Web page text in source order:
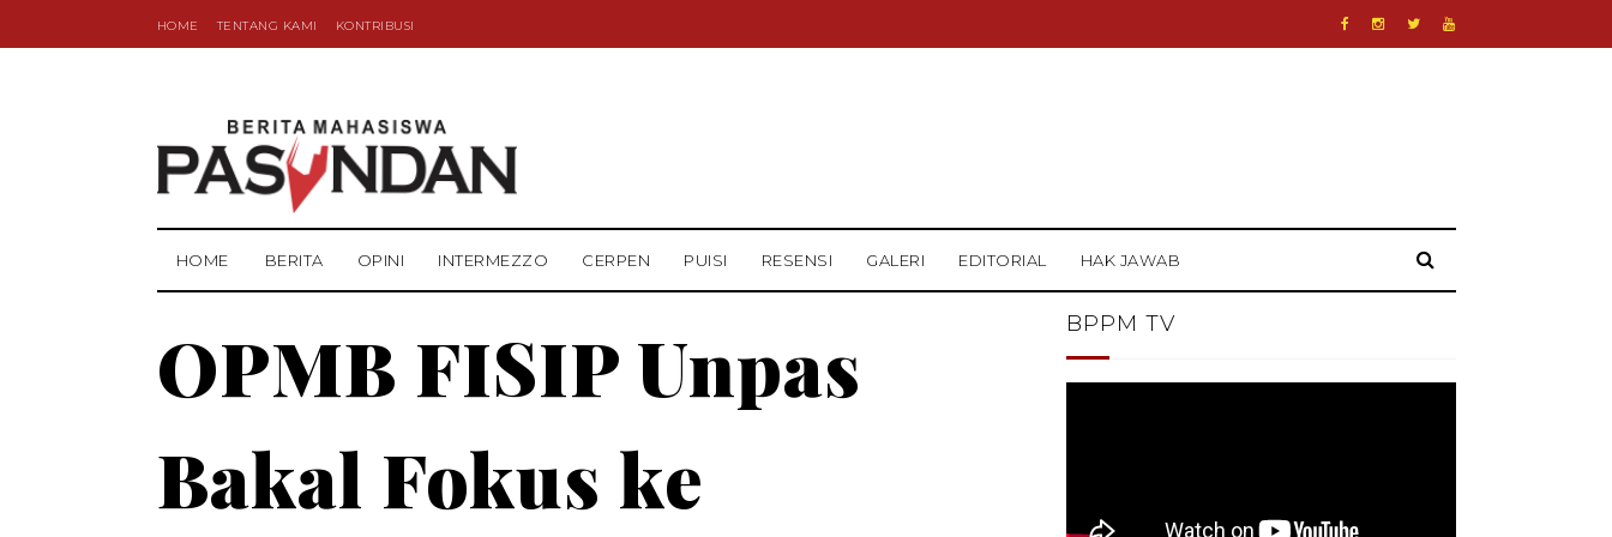
HOME TENTANG KAMI KONTRIBUSI
HOME BERITA OPINI INTERMEZZO CERPEN PUISI RESENSI GALERI EDITORIAL HAK JAWAB
OPMB FISIP Unpas
Bakal Fokus ke
BPPM TV